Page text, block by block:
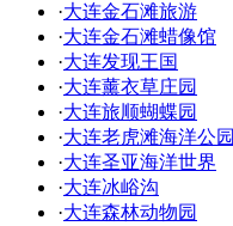
·大连金石滩旅游
·大连金石滩蜡像馆
·大连发现王国
·大连薰衣草庄园
·大连旅顺蝴蝶园
·大连老虎滩海洋公园
·大连圣亚海洋世界
·大连冰峪沟
·大连森林动物园